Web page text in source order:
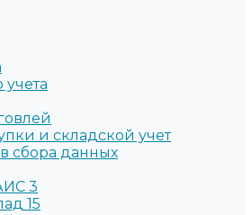
и складской учет
сбора данных
3
15